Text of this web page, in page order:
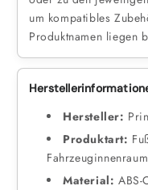
um kompatibles
Produktnamen liegen
Hersteller:
Produktart:
Fahrzeuginnenraum
Material: ABS-